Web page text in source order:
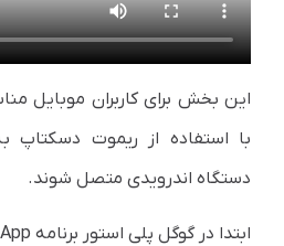
این بخش برای کاربران موبایل
با استفاده از ریموت دسکتاپ
دستگاه اندرویدی متصل شوند.
ابتدا در گوگل پلی استور برنامه Windows App را دانلود کنید.